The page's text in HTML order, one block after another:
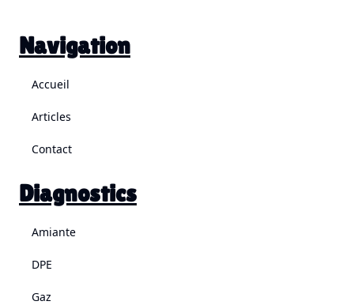
Navigation
Accueil
Articles
Contact
Diagnostics
Amiante
DPE
Gaz